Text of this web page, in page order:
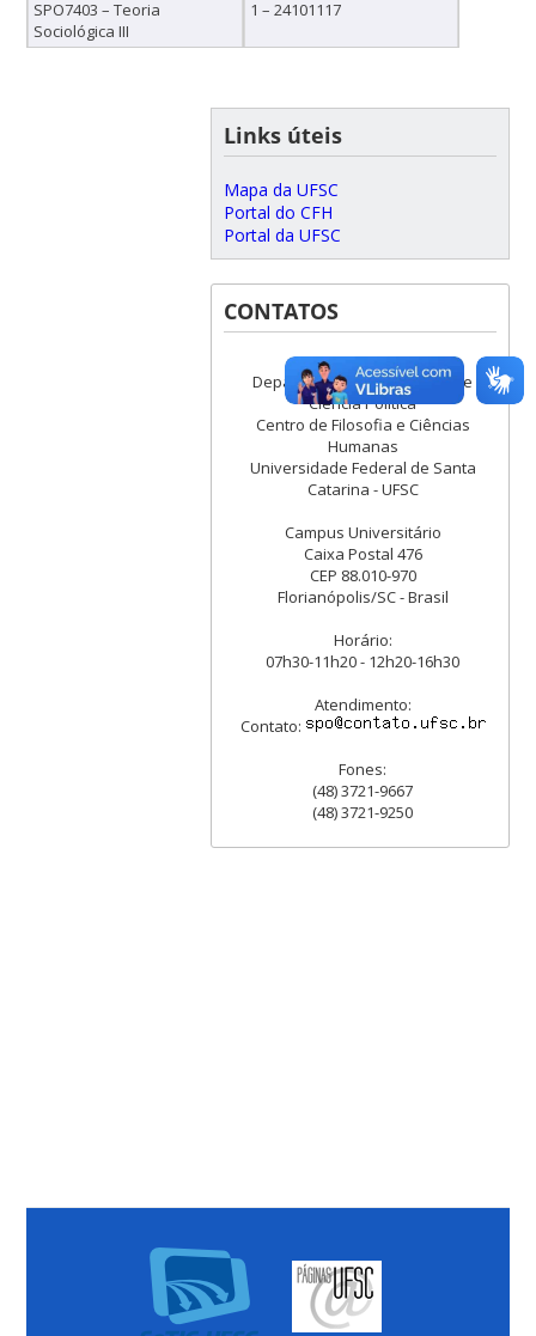
SPO7403 – Teoria
Sociológica III
1 – 24101117
Links úteis
Mapa da UFSC
Portal do CFH
Portal da UFSC
CONTATOS
Departamento de Sociologia e
Ciência Política
Centro de Filosofia e Ciências
Humanas
Universidade Federal de Santa
Catarina - UFSC
Campus Universitário
Caixa Postal 476
CEP 88.010-970
Florianópolis/SC - Brasil
Horário:
07h30-11h20 - 12h20-16h30
Atendimento:
Contato:
Fones:
(48) 3721-9667
(48) 3721-9250